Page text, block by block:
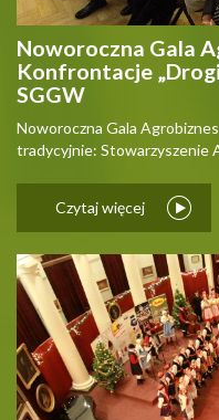
Noworoczna Gala
Konfrontacje
SGGW
Noworoczna Gala
tradycyjnie: Stowarzyszenie
Czytaj więcej